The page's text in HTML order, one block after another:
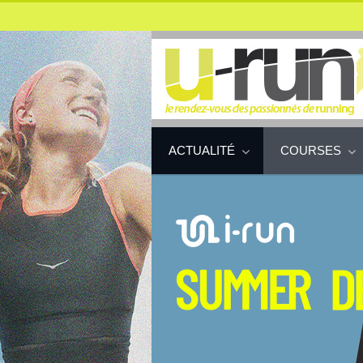
ACTUALITÉ COURSES